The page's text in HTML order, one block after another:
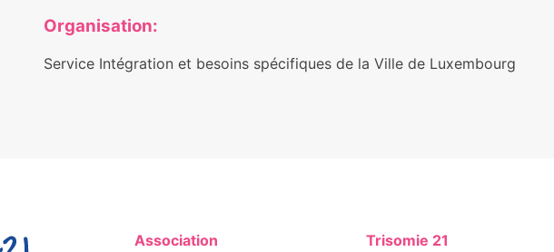
Organisation:
Service Intégration et besoins spécifiques de la Ville de Luxembourg
Association Trisomie 21